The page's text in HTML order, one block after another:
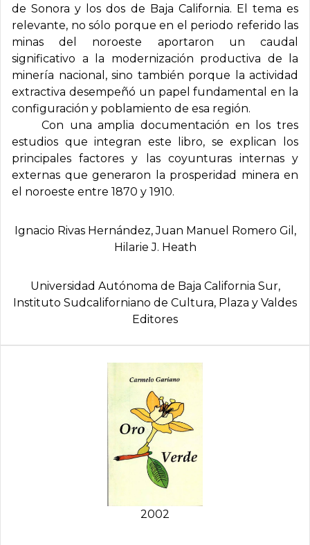
de Sonora y los dos de Baja California. El tema es
relevante, no sólo porque en el periodo referido las
minas del noroeste aportaron un caudal
significativo a la modernización productiva de la
minería nacional, sino también porque la actividad
extractiva desempeñó un papel fundamental en la
configuración y poblamiento de esa región.
Con una amplia documentación en los tres
estudios que integran este libro, se explican los
principales factores y las coyunturas internas y
externas que generaron la prosperidad minera en
el noroeste entre 1870 y 1910.
Ignacio Rivas Hernández, Juan Manuel Romero Gil,
Hilarie J. Heath
Universidad Autónoma de Baja California Sur,
Instituto Sudcaliforniano de Cultura, Plaza y Valdes
Editores
2002